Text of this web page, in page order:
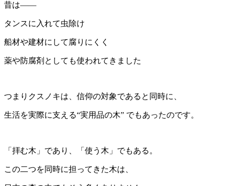
昔は――
タンスに入れて虫除け
船材や建材にして腐りにくく
薬や防腐剤としても使われてきました
つまりクスノキは、信仰の対象であると同時に、
生活を実際に支える“実用品の木” でもあったのです。
「拝む木」であり、「使う木」でもある。
この二つを同時に担ってきた木は、